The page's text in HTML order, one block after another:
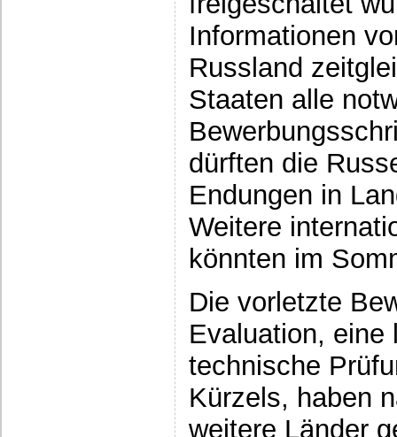
Informationen
Russland
Staaten alle
dürften die
Endungen in
Weitere
könnten im
Die vorletzte
Evaluation, eine
technische
Kürzels, haben
weitere Länder